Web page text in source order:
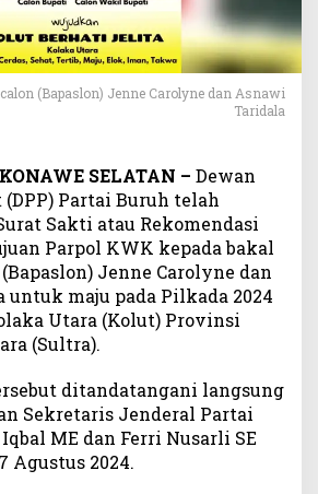
U
t
a
r
2
4
A
s
n
a
w
i
a
r
d
(Bapaslon) Jenne Carolyne dan Asnawi
Taridala
SELATAN – Dewan
Partai Buruh telah
Sakti atau Rekomendasi
Parpol KWK kepada bakal
Jenne Carolyne dan
untuk maju pada Pilkada 2024
Utara (Kolut) Provinsi
(Sultra).
ditandatangani langsung
Sekretaris Jenderal Partai
ME dan Ferri Nusarli SE
Agustus 2024.